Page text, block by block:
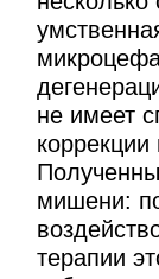
не имеет
мишени:
терапии